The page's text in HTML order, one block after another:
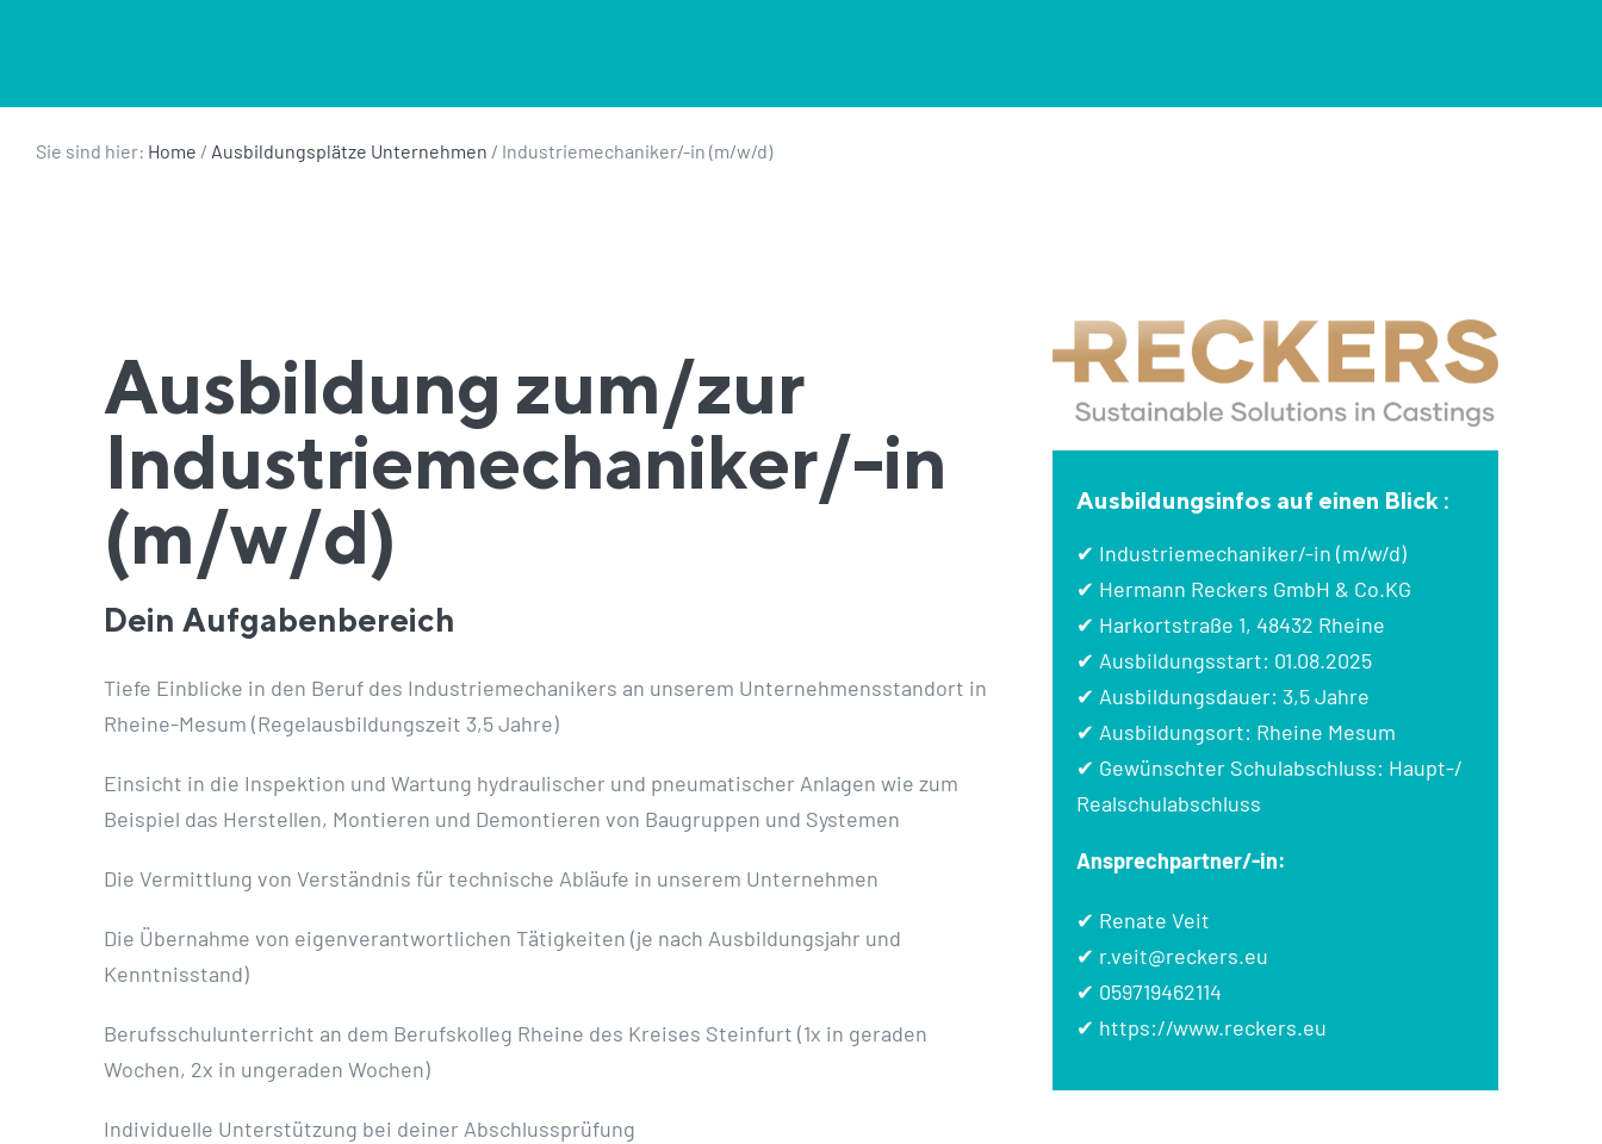
Sie sind hier: Home / Ausbildungsplätze Unternehmen / Industriemechaniker/-in (m/w/d)
Ausbildung zum/zur
Industriemechaniker/-in
(m/w/d)
Dein Aufgabenbereich
Tiefe Einblicke in den Beruf des Industriemechanikers an unserem Unternehmensstandort in
Rheine-Mesum (Regelausbildungszeit 3,5 Jahre)
Einsicht in die Inspektion und Wartung hydraulischer und pneumatischer Anlagen wie zum
Beispiel das Herstellen, Montieren und Demontieren von Baugruppen und Systemen
Die Vermittlung von Verständnis für technische Abläufe in unserem Unternehmen
Die Übernahme von eigenverantwortlichen Tätigkeiten (je nach Ausbildungsjahr und
Kenntnisstand)
Berufsschulunterricht an dem Berufskolleg Rheine des Kreises Steinfurt (1x in geraden
Wochen, 2x in ungeraden Wochen)
Individuelle Unterstützung bei deiner Abschlussprüfung
Ausbildungsinfos auf einen Blick :
✔ Industriemechaniker/-in (m/w/d)
✔ Hermann Reckers GmbH & Co.KG
✔ Harkortstraße 1, 48432 Rheine
✔ Ausbildungsstart: 01.08.2025
✔ Ausbildungsdauer: 3,5 Jahre
✔ Ausbildungsort: Rheine Mesum
✔ Gewünschter Schulabschluss: Haupt-/
Realschulabschluss
Ansprechpartner/-in:
✔ Renate Veit
✔ r.veit@reckers.eu
✔ 059719462114
✔ https://www.reckers.eu